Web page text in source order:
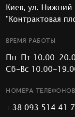
Киев, ул. Нижний
"Контрактовая
ВРЕМЯ РАБОТЫ
Пн-Пт 10.00-
Сб-Вс 10.00-
НОМЕРА ТЕЛЕФОНОВ
+38 093 514 41